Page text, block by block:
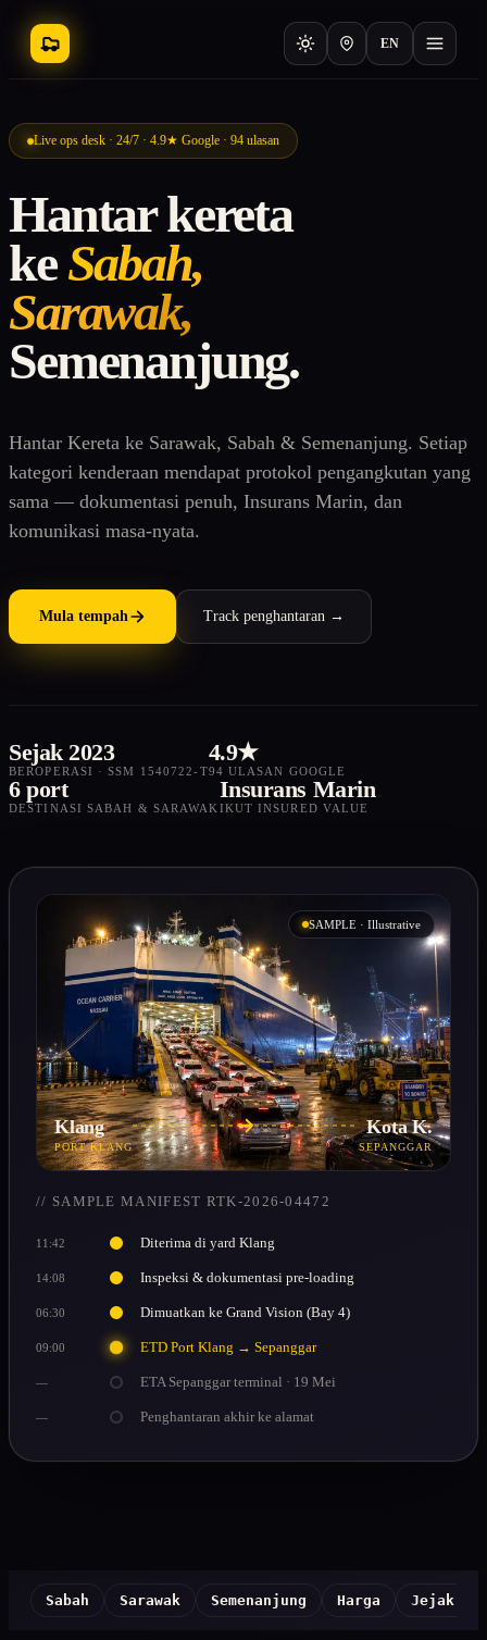
EN
Live ops desk · 24/7 · 4.9★ Google · 94 ulasan
Hantar kereta
keSabah,
Sarawak,
Semenanjung.
Hantar Kereta ke Sarawak, Sabah & Semenanjung. Setiap
kategori kenderaan mendapat protokol pengangkutan yang
sama — dokumentasi penuh, Insurans Marin, dan
komunikasi masa-nyata.
Mula tempah Track penghantaran →
Sejak 2023
BEROPERASI · SSM 1540722-T
4.9★
94 ULASAN GOOGLE
6 port
DESTINASI SABAH & SARAWAK
Insurans Marin
IKUT INSURED VALUE
SAMPLE · Illustrative
Klang
PORT KLANG
Kota K.
SEPANGGAR
// SAMPLE MANIFEST RTK-2026-04472
11:42 Diterima di yard Klang
14:08 Inspeksi & dokumentasi pre-loading
06:30 Dimuatkan ke Grand Vision (Bay 4)
09:00 ETD Port Klang → Sepanggar
— ETA Sepanggar terminal · 19 Mei
— Penghantaran akhir ke alamat
Sabah Sarawak Semenanjung Harga Jejak